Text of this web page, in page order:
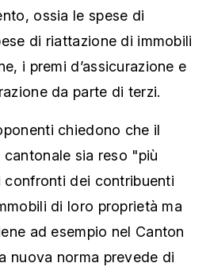
ossia le spese di
di riattazione di immobili
i premi d’assicurazione e
da parte di terzi.
chiedono che il
sia reso "più
confronti dei contribuenti
di loro proprietà ma
ad esempio nel Canton
nuova norma prevede di